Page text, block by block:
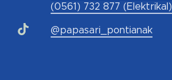
(0561) 732 877 (Elektrikal)
@papasari_pontianak